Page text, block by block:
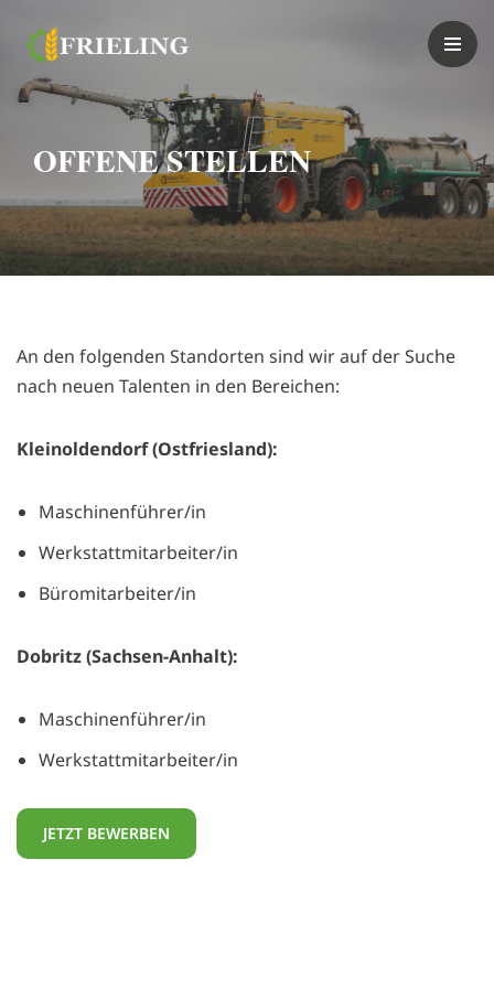
Zum
Inhalt
OFFENE STELLEN
An den folgenden Standorten sind wir auf der Suche
nach neuen Talenten in den Bereichen:
Kleinoldendorf (Ostfriesland):
Maschinenführer/in
Werkstattmitarbeiter/in
Büromitarbeiter/in
Dobritz (Sachsen-Anhalt):
Maschinenführer/in
Werkstattmitarbeiter/in
JETZT BEWERBEN